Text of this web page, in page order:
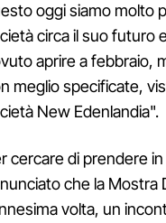
oggi siamo molto
circa il suo futuro
aprire a febbraio,
meglio specificate,
New Edenlandia".
cercare di prendere
che la Mostra
volta, un